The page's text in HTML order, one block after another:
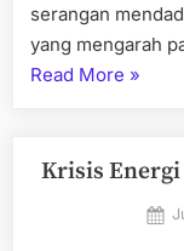
serangan
yang mengarah
Read More “Konflik
Gaza:
yang
»
Krisis Energi